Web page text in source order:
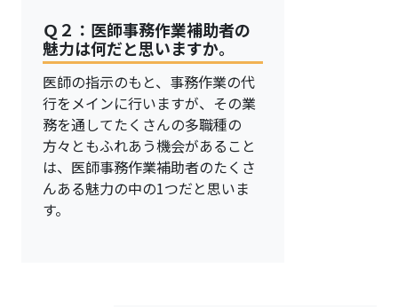
Ｑ２：医師事務作業補助者の
魅力は何だと思いますか。
医師の指示のもと、事務作業の代
行をメインに行いますが、その業
務を通してたくさんの多職種の
方々ともふれあう機会があること
は、医師事務作業補助者のたくさ
んある魅力の中の1つだと思いま
す。